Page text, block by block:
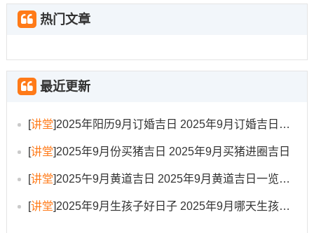
业有成...
选择再卯时（5:00-7:00）搬入书桌或再戌时（19:00-
21:00）点亮新宅第一盏灯 帮助引动文昌好运.
2025年10月27日（农历九月初七 -星期一）
宜 :入宅、纳财、安门
热门文章
最近更新
[讲堂]2025年阳历9月订婚吉日 2025年9月订婚吉日有哪几天
[讲堂]2025年9月份买猪吉日 2025年9月买猪进圈吉日
[讲堂]2025午9月黄道吉日 2025年9月黄道吉日一览表大全
[讲堂]2025年9月生孩子好日子 2025年9月哪天生孩子比较好